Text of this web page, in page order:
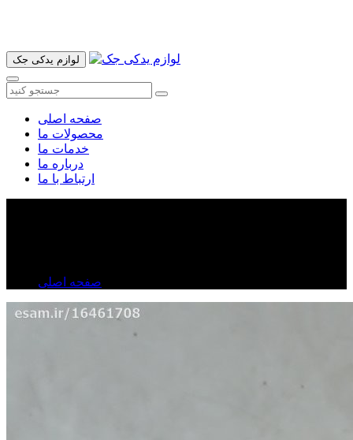
لوازم یدکی جک
صفحه اصلی
محصولات ما
خدمات ما
درباره ما
ارتباط با ما
صفحه اصلی